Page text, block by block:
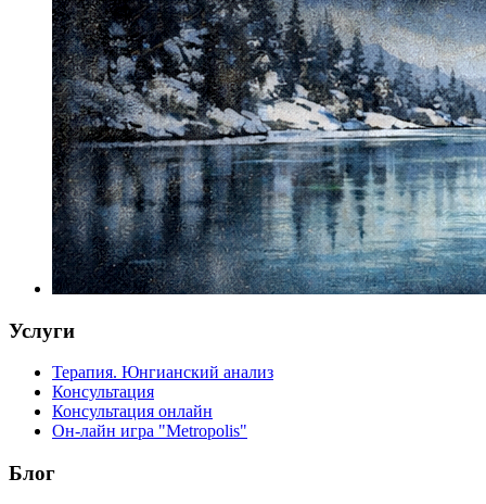
Услуги
Терапия. Юнгианский анализ
Консультация
Консультация онлайн
Он-лайн игра "Metropolis"
Блог